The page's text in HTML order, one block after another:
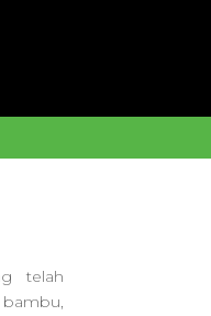
telah